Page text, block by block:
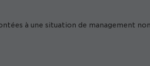
à une situation de management